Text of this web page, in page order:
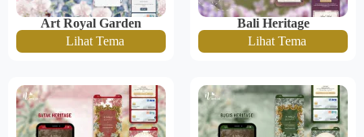
Art Royal Garden
Lihat Tema
Bali Heritage
Lihat Tema